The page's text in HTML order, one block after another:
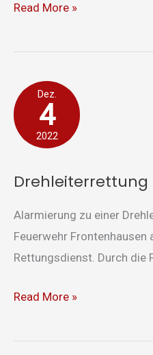
Read More »
Dez.
4
2022
Drehleiterrettung
Alarmierung zu einer
Feuerwehr
Rettungsdienst. Durch die
Drehleiterrettung
Read More »